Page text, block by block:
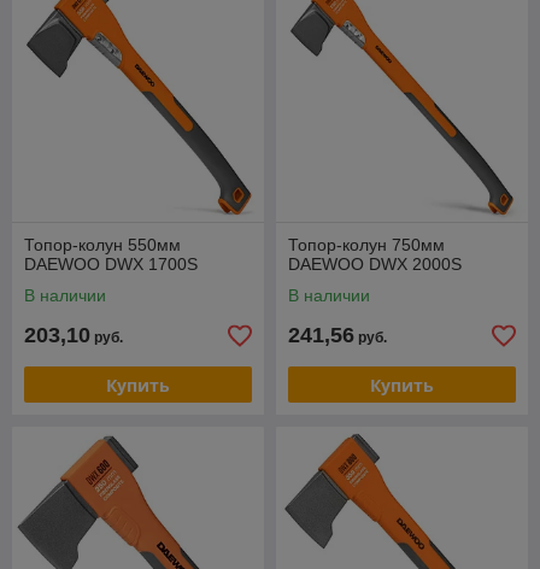
Топор-колун 550мм
DAEWOO DWX 1700S
В наличии
203,10 руб.
Купить
Топор-колун 750мм
DAEWOO DWX 2000S
В наличии
241,56 руб.
Купить